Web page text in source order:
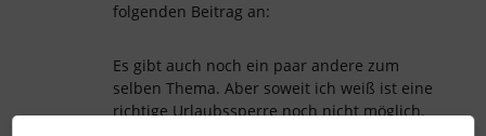
folgenden Beitrag an:
Es gibt auch noch ein paar andere zum
selben Thema. Aber soweit ich weiß ist eine
richtige Urlaubssperre noch nicht möglich.